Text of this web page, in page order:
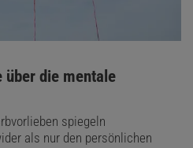
die mentale
spiegeln
als nur den persönlichen